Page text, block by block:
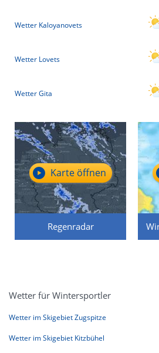
Wetter Kaloyanovets
Wetter Lovets
Wetter Gita
Regenradar
Karte öffnen
Wetter für Wintersportler
Wetter im Skigebiet Zugspitze
Wetter im Skigebiet Kitzbühel